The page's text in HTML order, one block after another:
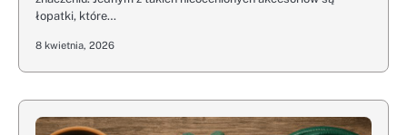
łopatki, które…
8 kwietnia, 2026